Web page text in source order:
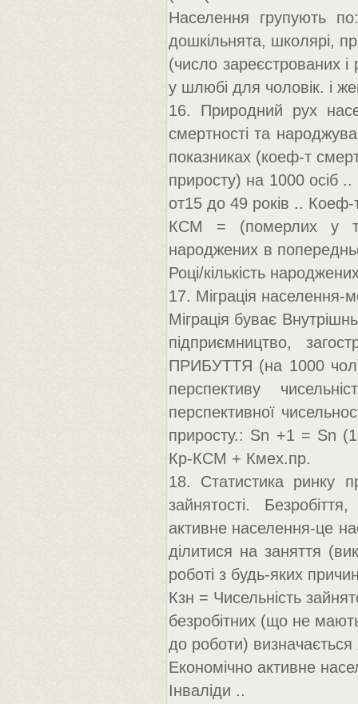
Населення групують
дошкільнята, школярі,
(число зареєстрованих
у шлюбі для чоловік. і
16. Природний рух
смертності та
показниках (коеф-т
приросту) на 1000 осіб
от15 до 49 років ..
КСМ = (померлих у
народжених в
Році/кількість
17. Міграція населення-
Міграція буває
підприємництво,
ПРИБУТТЯ (на 1000 чол)
перспективу
перспективної
приросту.: Sn +1 = Sn
Кр-КСМ + Кмех.пр.
18. Статистика ринку
зайнятості.
активне населення-це
ділитися на заняття
роботі з будь-яких
Кзн = Чисельність
безробітних (що не
до роботи)
Економічно активне
Інваліди ..